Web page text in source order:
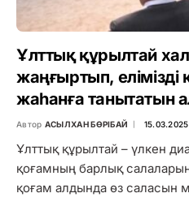
Ұлттық құрылтай
жаңғыртып,
жаһанға танытатын
Автор АСЫЛХАН БӨРІБАЙ
Ұлттық құрылтай – үлкен
қоғамның барлық
қоғам алдында өз